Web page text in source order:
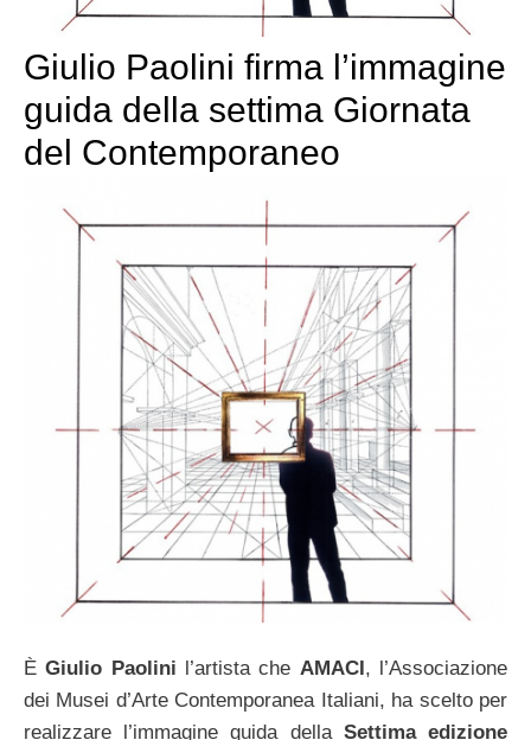
Giulio Paolini firma l’immagine
guida della settima Giornata
del Contemporaneo
ÈGiulio Paolini l’artista che AMACI, l’Associazione
dei Musei d’Arte Contemporanea Italiani, ha scelto per
realizzare l’immagine guida della Settima edizione